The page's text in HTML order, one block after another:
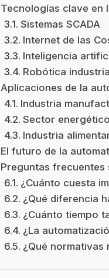
Tecnologías clave en
Sistemas SCADA
Internet de las
Inteligencia
Robótica
Aplicaciones de la
Industria
Sector energético
Industria
El futuro de la
Preguntas
¿Cuánto cuesta
¿Qué diferencia
¿Cuánto tiempo
¿La
¿Qué normativas